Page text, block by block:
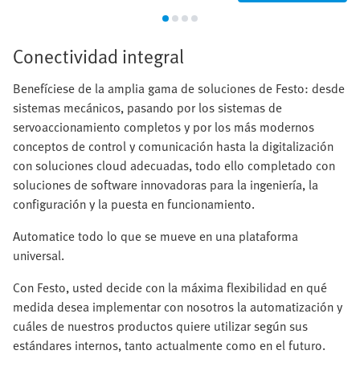
Conectividad integral
Benefíciese de la amplia gama de soluciones de Festo: desde
sistemas mecánicos, pasando por los sistemas de
servoaccionamiento completos y por los más modernos
conceptos de control y comunicación hasta la digitalización
con soluciones cloud adecuadas, todo ello completado con
soluciones de software innovadoras para la ingeniería, la
configuración y la puesta en funcionamiento.
Automatice todo lo que se mueve en una plataforma
universal.
Con Festo, usted decide con la máxima flexibilidad en qué
medida desea implementar con nosotros la automatización y
cuáles de nuestros productos quiere utilizar según sus
estándares internos, tanto actualmente como en el futuro.